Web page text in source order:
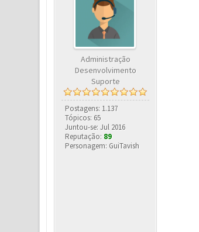
Administração
Desenvolvimento
Suporte
Postagens: 1.137
Tópicos: 65
Juntou-se: Jul 2016
Reputação: 89
Personagem: GuiTavish